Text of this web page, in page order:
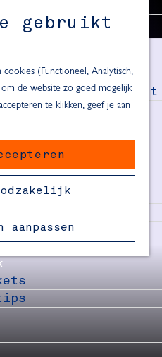
gebruikt
(Functioneel, Analytisch,
de website zo goed mogelijk
te klikken, geef je aan
aanpassen
een dagje Delft
strand
omgeving van Delft
in de buurt
in Delft
10